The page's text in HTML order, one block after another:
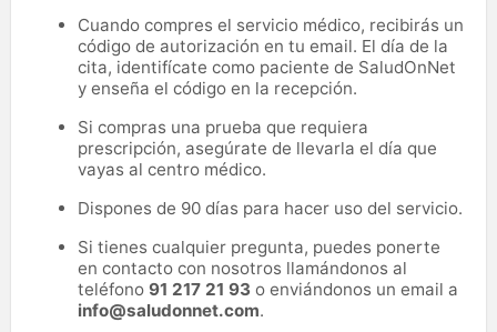
Cuando compres el servicio médico, recibirás un
código de autorización en tu email. El día de la
cita, identifícate como paciente de SaludOnNet
y enseña el código en la recepción.
Si compras una prueba que requiera
prescripción, asegúrate de llevarla el día que
vayas al centro médico.
Dispones de 90 días para hacer uso del servicio.
Si tienes cualquier pregunta, puedes ponerte
en contacto con nosotros llamándonos al
teléfono 91 217 21 93 o enviándonos un email a
info@saludonnet.com.